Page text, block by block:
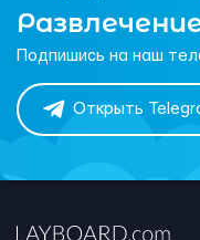
Подпишись на наш
Открыть